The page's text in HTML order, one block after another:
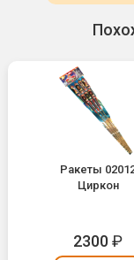
Ракеты
Циркон
2300₽